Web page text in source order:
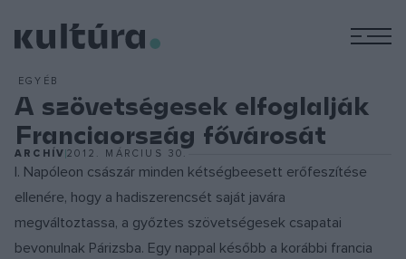
EGYÉB
A szövetségesek elfoglalják
Franciaország fővárosát
ARCHÍV2012. MÁRCIUS 30.
I. Napóleon császár minden kétségbeesett erőfeszítése
ellenére, hogy a hadiszerencsét saját javára
megváltoztassa, a győztes szövetségesek csapatai
bevonulnak Párizsba. Egy nappal később a korábbi francia